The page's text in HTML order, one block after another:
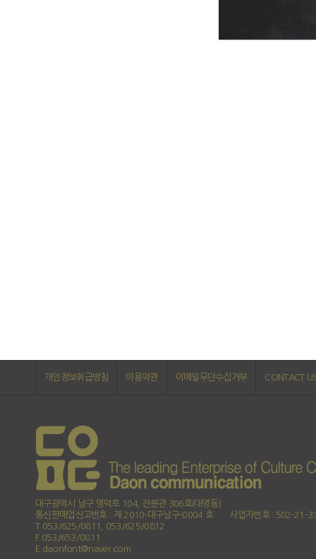
개인정보취급방침 이용약관 이메일무단수집거부 CONTACT
대구광역시 남구 명덕로 104, 전문관 306호(대명동)
통신판매업신고번호 : 제 2010-대구남구-0004 호
사업자번호 : 502-21-
T.053/625/0811, 053/625/0812
F.053/653/0811
E.daonfont@naver.com